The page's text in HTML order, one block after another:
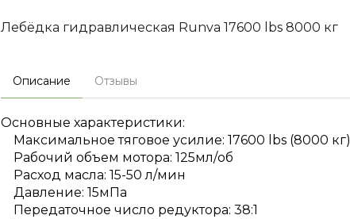
Лебёдка гидравлическая Runva 17600 lbs 8000 кг
Описание Отзывы
Основные характеристики:
Максимальное тяговое усилие: 17600 lbs (8000 кг)
Рабочий объем мотора: 125мл/об
Расход масла: 15-50 л/мин
Давление: 15мПа
Передаточное число редуктора: 38:1